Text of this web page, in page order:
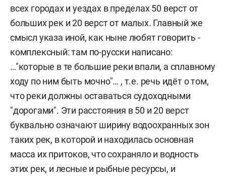
всех городах и уездах в пределах 50 верст от
больших рек и 20 верст от малых. Главный же
смысл указа иной, как ныне любят говорить -
комплексный: там по-русски написано:
…"которые в те большие реки впали, а сплавному
ходу по ним быть мочно"… , т.е. речь идёт о том,
что реки должны оставаться судоходными
"дорогами". Эти расстояния в 50 и 20 верст
буквально означают ширину водоохранных зон
таких рек, в которой и находилась основная
масса их притоков, что сохраняло и водность
этих рек, и лесные и рыбные ресурсы, и